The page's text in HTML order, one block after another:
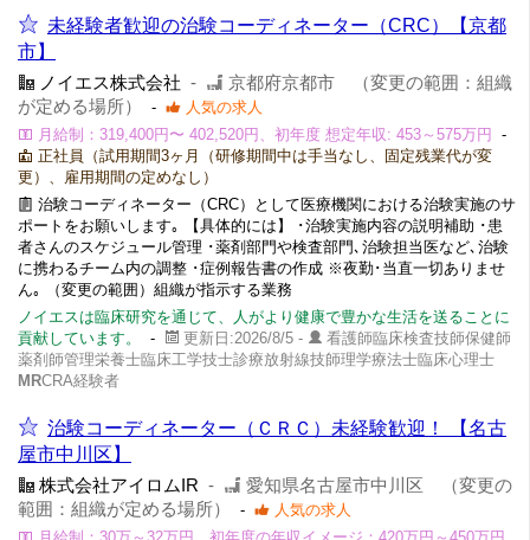
未経験者歓迎の治験コーディネーター（CRC）【京都
市】
ノイエス株式会社 -
京都府京都市 （変更の範囲：組織
が定める場所）
-
人気の求人
月給制：319,400円〜 402,520円、初年度 想定年収: 453～575万円
-
正社員（試用期間3ヶ月（研修期間中は手当なし、固定残業代が変
更）、雇用期間の定めなし）
治験コーディネーター（CRC）として医療機関における治験実施のサ
ポートをお願いします｡ 【具体的には】 ･治験実施内容の説明補助 ･患
者さんのスケジュール管理 ･薬剤部門や検査部門､治験担当医など､治験
に携わるチーム内の調整 ･症例報告書の作成 ※夜勤･当直一切ありませ
ん｡ （変更の範囲）組織が指示する業務
ノイエスは臨床研究を通じて、人がより健康で豊かな生活を送ることに
貢献しています。
- 更新日:2026/8/5 -
看護師臨床検査技師保健師
薬剤師管理栄養士臨床工学技士診療放射線技師理学療法士臨床心理士
MRCRA経験者
治験コーディネーター（ＣＲＣ）未経験歓迎！ 【名古
屋市中川区】
株式会社アイロムIR -
愛知県名古屋市中川区 （変更の
範囲：組織が定める場所）
-
人気の求人